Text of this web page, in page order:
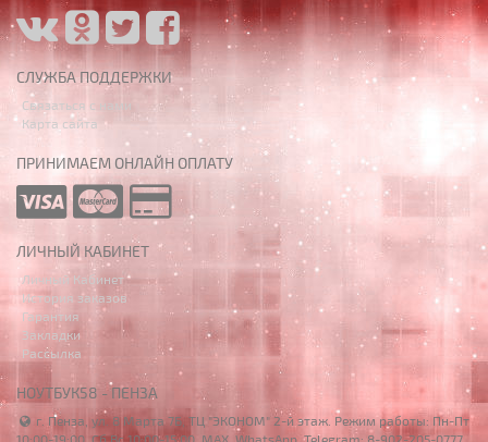
СЛУЖБА ПОДДЕРЖКИ
Связаться с нами
Карта сайта
ПРИНИМАЕМ ОНЛАЙН ОПЛАТУ
ЛИЧНЫЙ КАБИНЕТ
Личный Кабинет
История заказов
Гарантия
Закладки
Рассылка
НОУТБУК58 - ПЕНЗА
г. Пенза, ул. 8 Марта 7Б, ТЦ "ЭКОНОМ" 2-й этаж. Режим работы: Пн-Пт
10:00-19:00, Сб,Вс 10:00-15:00. MAX, WhatsApp, Telegram: 8-902-205-0777